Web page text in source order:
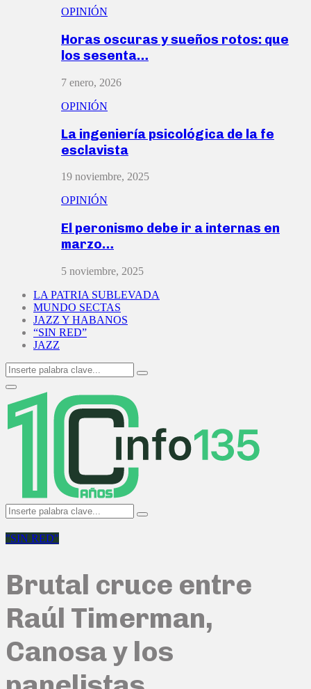
OPINIÓN
Horas oscuras y sueños rotos: que
los sesenta…
7 enero, 2026
OPINIÓN
La ingeniería psicológica de la fe
esclavista
19 noviembre, 2025
OPINIÓN
El peronismo debe ir a internas en
marzo…
5 noviembre, 2025
LA PATRIA SUBLEVADA
MUNDO SECTAS
JAZZ Y HABANOS
“SIN RED”
JAZZ
Search
for:
Search
Primary
Menu
Search
for:
Search
"SIN RED"
Brutal cruce entre
Raúl Timerman,
Canosa y los